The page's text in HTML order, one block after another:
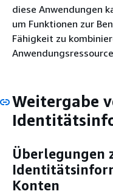
diese Anwendungen
um Funktionen zur
Fähigkeit zu
Weitergabe
Überlegungen
Konten